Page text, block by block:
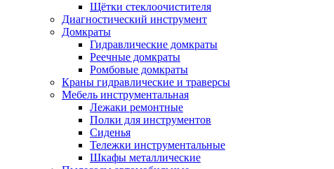
Щётки стеклоочистителя
Диагностический инструмент
Домкраты
Гидравлические домкраты
Реечные домкраты
Ромбовые домкраты
Краны гидравлические и траверсы
Мебель инструментальная
Лежаки ремонтные
Полки для инструментов
Сиденья
Тележки инструментальные
Шкафы металлические